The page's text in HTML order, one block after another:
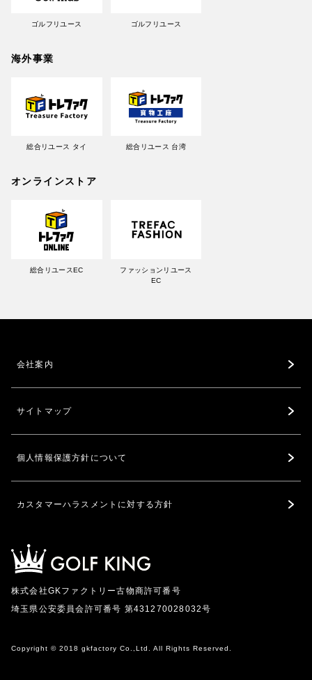
ゴルフリユース ゴルフリユース
海外事業
総合リユース タイ 総合リユース 台湾
オンラインストア
総合リユースEC
ファッションリユース
EC
会社案内
サイトマップ
個人情報保護方針について
カスタマーハラスメントに対する方針
株式会社GKファクトリー古物商許可番号
埼玉県公安委員会許可番号 第431270028032号
Copyright © 2018 gkfactory Co.,Ltd. All Rights Reserved.